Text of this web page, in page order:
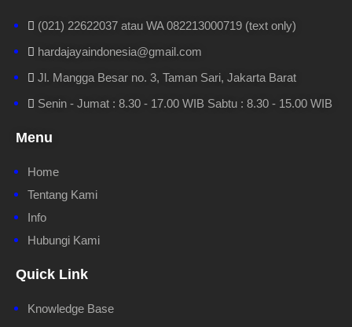
(021) 22622037 atau WA 082213000719 (text only)
hardajayaindonesia@gmail.com
Jl. Mangga Besar no. 3, Taman Sari, Jakarta Barat
Senin - Jumat : 8.30 - 17.00 WIB Sabtu : 8.30 - 15.00 WIB
Menu
Home
Tentang Kami
Info
Hubungi Kami
Quick Link
Knowledge Base